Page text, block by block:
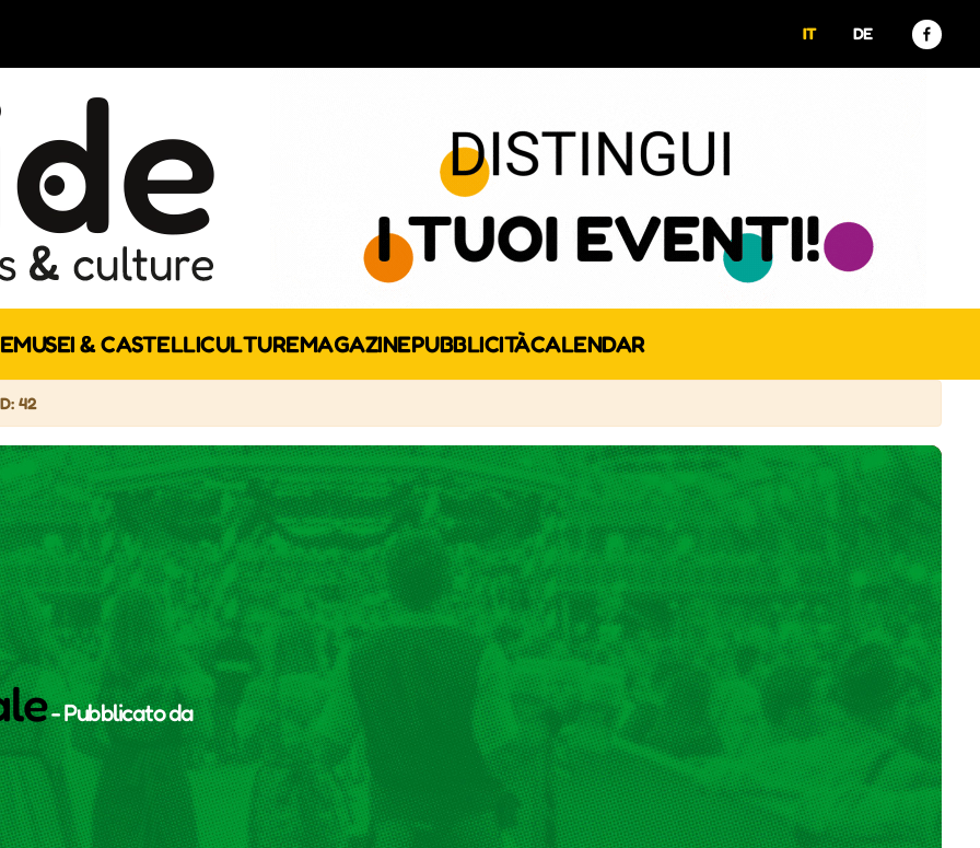
IT DE
MUSEI & CASTELLICULTUREMAGAZINEPUBBLICITÀCALENDAR
42
- Pubblicato da